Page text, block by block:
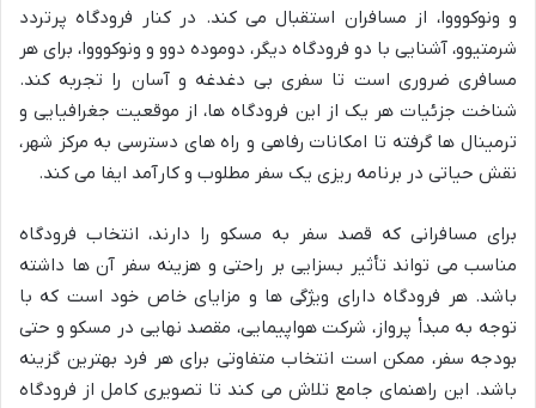
و ونوکوووا، از مسافران استقبال می کند. در کنار فرودگاه پرتردد
شرمتیوو، آشنایی با دو فرودگاه دیگر، دوموده دوو و ونوکوووا، برای هر
مسافری ضروری است تا سفری بی دغدغه و آسان را تجربه کند.
شناخت جزئیات هر یک از این فرودگاه ها، از موقعیت جغرافیایی و
ترمینال ها گرفته تا امکانات رفاهی و راه های دسترسی به مرکز شهر،
نقش حیاتی در برنامه ریزی یک سفر مطلوب و کارآمد ایفا می کند.
برای مسافرانی که قصد سفر به مسکو را دارند، انتخاب فرودگاه
مناسب می تواند تأثیر بسزایی بر راحتی و هزینه سفر آن ها داشته
باشد. هر فرودگاه دارای ویژگی ها و مزایای خاص خود است که با
توجه به مبدأ پرواز، شرکت هواپیمایی، مقصد نهایی در مسکو و حتی
بودجه سفر، ممکن است انتخاب متفاوتی برای هر فرد بهترین گزینه
باشد. این راهنمای جامع تلاش می کند تا تصویری کامل از فرودگاه